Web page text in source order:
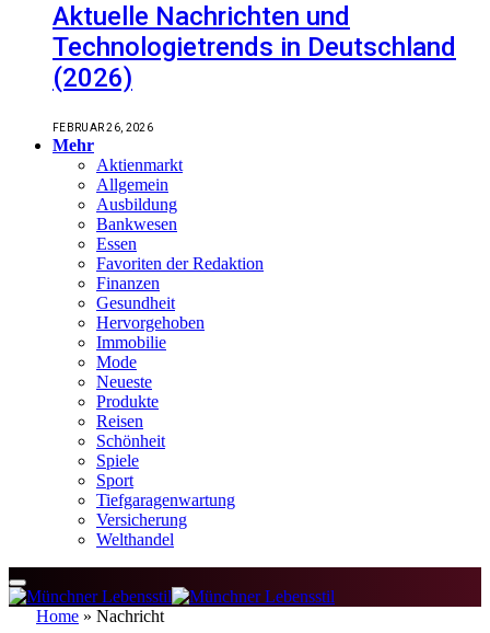
Aktuelle Nachrichten und
Technologietrends in Deutschland
(2026)
FEBRUAR 26, 2026
Mehr
Aktienmarkt
Allgemein
Ausbildung
Bankwesen
Essen
Favoriten der Redaktion
Finanzen
Gesundheit
Hervorgehoben
Immobilie
Mode
Neueste
Produkte
Reisen
Schönheit
Spiele
Sport
Tiefgaragenwartung
Versicherung
Welthandel
Home » Nachricht